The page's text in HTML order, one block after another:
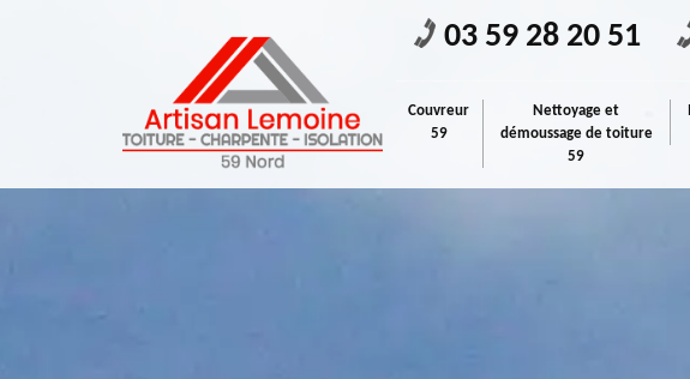
03 59 28 20 51
Couvreur
59
Nettoyage et
démoussage de toiture
59